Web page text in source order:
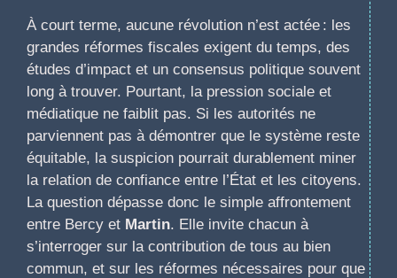
À court terme, aucune révolution n’est actée : les
grandes réformes fiscales exigent du temps, des
études d’impact et un consensus politique souvent
long à trouver. Pourtant, la pression sociale et
médiatique ne faiblit pas. Si les autorités ne
parviennent pas à démontrer que le système reste
équitable, la suspicion pourrait durablement miner
la relation de confiance entre l’État et les citoyens.
La question dépasse donc le simple affrontement
entre Bercy et Martin. Elle invite chacun à
s’interroger sur la contribution de tous au bien
commun, et sur les réformes nécessaires pour que